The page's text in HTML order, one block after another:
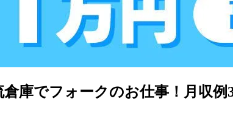
庫でフォークのお仕事！月収例